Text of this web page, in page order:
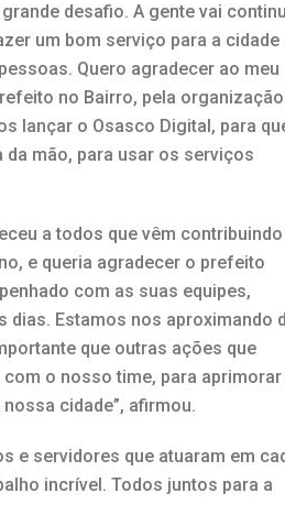
desafio. A gente vai
um bom serviço para a cidade
Quero agradecer ao meu
no Bairro, pela
lançar o Osasco Digital, para
da mão, para usar os serviços
a todos que vêm contribuindo
e queria agradecer o prefeito
com as suas equipes,
Estamos nos aproximando
que outras ações que
o nosso time, para aprimorar
cidade”, afirmou.
e servidores que atuaram em
incrível. Todos juntos para a